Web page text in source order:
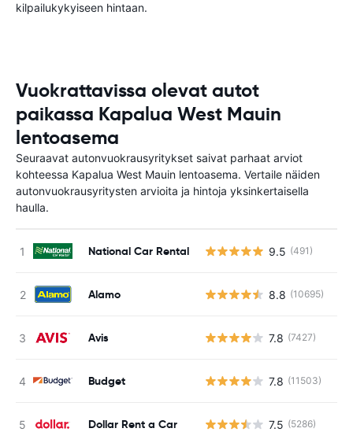
kilpailukykyiseen hintaan.
Vuokrattavissa olevat autot
paikassa Kapalua West Mauin
lentoasema
Seuraavat autonvuokrausyritykset saivat parhaat arviot
kohteessa Kapalua West Mauin lentoasema. Vertaile näiden
autonvuokrausyritysten arvioita ja hintoja yksinkertaisella
haulla.
National Car Rental 9.5 (491)
Alamo 8.8 (10695)
Avis 7.8 (7427)
Budget 7.8 (11503)
Dollar Rent a Car 7.5 (5286)